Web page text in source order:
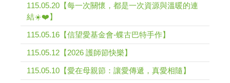
115.05.20【每一次關懷，都是一次資源與溫暖的連
結☀️❤️】
115.05.16【信望愛基金會-蝶古巴特手作】
115.05.12【2026 護師節快樂】
115.05.10【愛在母親節：讓愛傳遞，真愛相隨】